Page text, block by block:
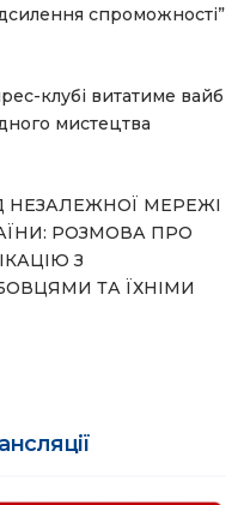
спроможності”
клубі витатиме вайб
мистецтва
НЕЗАЛЕЖНОЇ МЕРЕЖІ
РОЗМОВА ПРО
З
ТА ЇХНІМИ